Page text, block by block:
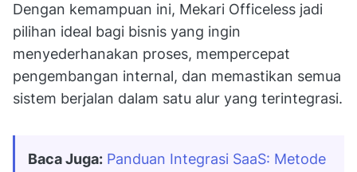
Dengan kemampuan ini, Mekari Officeless jadi
pilihan ideal bagi bisnis yang ingin
menyederhanakan proses, mempercepat
pengembangan internal, dan memastikan semua
sistem berjalan dalam satu alur yang terintegrasi.
Baca Juga: Panduan Integrasi SaaS: Metode